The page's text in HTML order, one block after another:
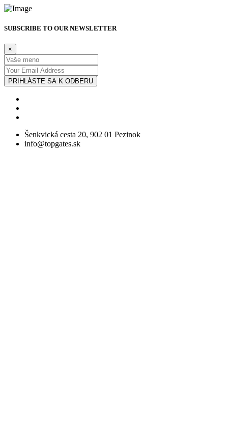
SUBSCRIBE TO OUR NEWSLETTER
×
PRIHLÁSTE SA K ODBERU
Šenkvická cesta 20, 902 01 Pezinok
info@topgates.sk